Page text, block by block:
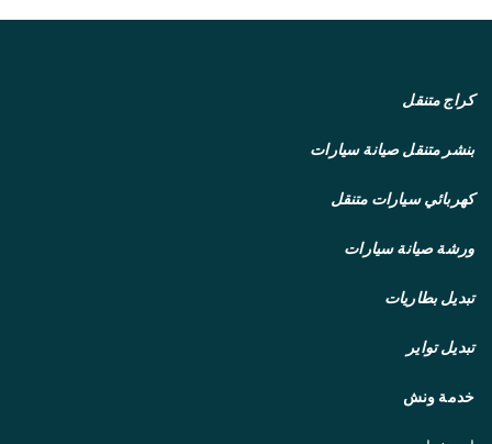
كراج متنقل
بنشر متنقلصيانة سيارات
كهربائي سيارات متنقل
ورشة صيانة سيارات
تبديل بطاريات
تبديل تواير
خدمة ونش